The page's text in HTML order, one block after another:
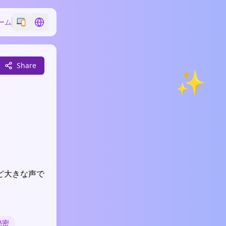
ム Switch emoji style
Switch language
✨
Share
大きな声で
密